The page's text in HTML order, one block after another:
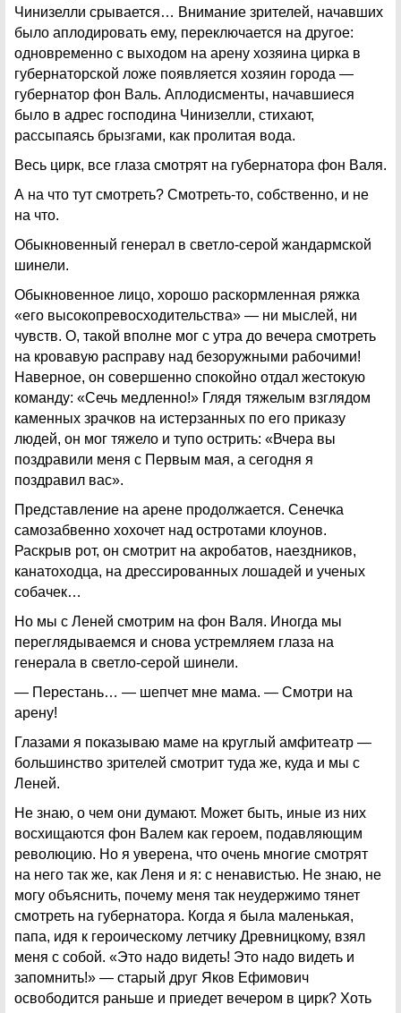
Чинизелли срывается… Внимание зрителей, начавших
было аплодировать ему, переключается на другое:
одновременно с выходом на арену хозяина цирка в
губернаторской ложе появляется хозяин города —
губернатор фон Валь. Аплодисменты, начавшиеся
было в адрес господина Чинизелли, стихают,
рассыпаясь брызгами, как пролитая вода.
Весь цирк, все глаза смотрят на губернатора фон Валя.
А на что тут смотреть? Смотреть-то, собственно, и не
на что.
Обыкновенный генерал в светло-серой жандармской
шинели.
Обыкновенное лицо, хорошо раскормленная ряжка
«его высокопревосходительства» — ни мыслей, ни
чувств. О, такой вполне мог с утра до вечера смотреть
на кровавую расправу над безоружными рабочими!
Наверное, он совершенно спокойно отдал жестокую
команду: «Сечь медленно!» Глядя тяжелым взглядом
каменных зрачков на истерзанных по его приказу
людей, он мог тяжело и тупо острить: «Вчера вы
поздравили меня с Первым мая, а сегодня я
поздравил вас».
Представление на арене продолжается. Сенечка
самозабвенно хохочет над остротами клоунов.
Раскрыв рот, он смотрит на акробатов, наездников,
канатоходца, на дрессированных лошадей и ученых
собачек…
Но мы с Леней смотрим на фон Валя. Иногда мы
переглядываемся и снова устремляем глаза на
генерала в светло-серой шинели.
— Перестань… — шепчет мне мама. — Смотри на
арену!
Глазами я показываю маме на круглый амфитеатр —
большинство зрителей смотрит туда же, куда и мы с
Леней.
Не знаю, о чем они думают. Может быть, иные из них
восхищаются фон Валем как героем, подавляющим
революцию. Но я уверена, что очень многие смотрят
на него так же, как Леня и я: с ненавистью. Не знаю, не
могу объяснить, почему меня так неудержимо тянет
смотреть на губернатора. Когда я была маленькая,
папа, идя к героическому летчику Древницкому, взял
меня с собой. «Это надо видеть! Это надо видеть и
запомнить!» — старый друг Яков Ефимович
освободится раньше и приедет вечером в цирк? Хоть